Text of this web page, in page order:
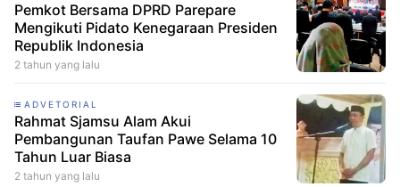
Pemkot Bersama DPRD Parepare
Mengikuti Pidato Kenegaraan Presiden
Republik Indonesia
2 tahun yang lalu
ADVETORIAL
Rahmat Sjamsu Alam Akui
Pembangunan Taufan Pawe Selama 10
Tahun Luar Biasa
2 tahun yang lalu